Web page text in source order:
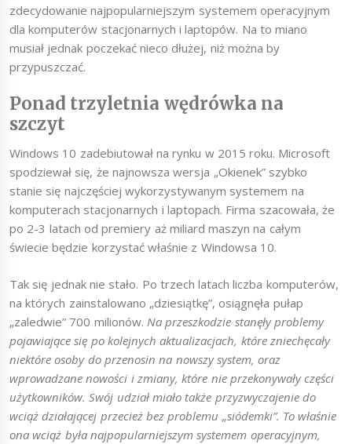
zdecydowanie najpopularniejszym systemem operacyjnym
dla komputerów stacjonarnych i laptopów. Na to miano
musiał jednak poczekać nieco dłużej, niż można by
przypuszczać.
Ponad trzyletnia wędrówka na
szczyt
Windows 10 zadebiutował na rynku w 2015 roku. Microsoft
spodziewał się, że najnowsza wersja „Okienek” szybko
stanie się najczęściej wykorzystywanym systemem na
komputerach stacjonarnych i laptopach. Firma szacowała, że
po 2-3 latach od premiery aż miliard maszyn na całym
świecie będzie korzystać właśnie z Windowsa 10.
Tak się jednak nie stało. Po trzech latach liczba komputerów,
na których zainstalowano „dziesiątkę”, osiągnęła pułap
„zaledwie” 700 milionów. Na przeszkodzie stanęły problemy
pojawiające się po kolejnych aktualizacjach, które zniechęcały
niektóre osoby do przenosin na nowszy system, oraz
wprowadzane nowości i zmiany, które nie przekonywały części
użytkowników. Swój udział miało także przyzwyczajenie do
wciąż działającej przecież bez problemu „siódemki”. To właśnie
ona wciąż była najpopularniejszym systemem operacyjnym,